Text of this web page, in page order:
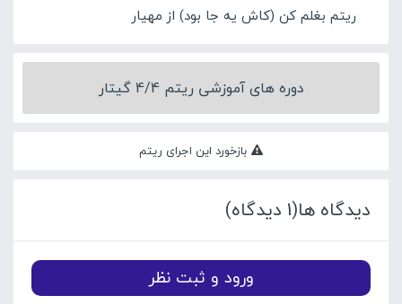
ریتم بغلم کن (کاش یه جا بود) از مهیار
دوره های آموزشی ریتم 4/4 گیتار
بازخورد این اجرای ریتم
دیدگاه ها(1 دیدگاه)
ورود و ثبت نظر